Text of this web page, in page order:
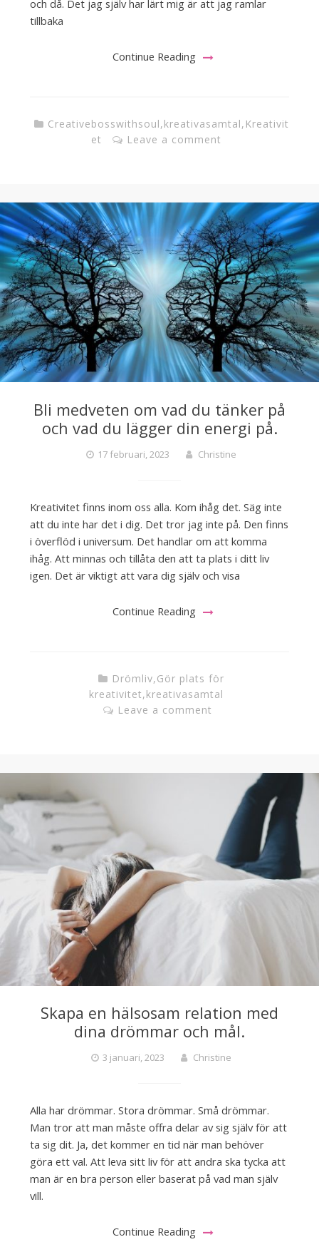
och då. Det jag själv har lärt mig är att jag ramlar
tillbaka
Continue Reading
Creativebosswithsoul,kreativasamtal, Kreativit
et
Leave a comment
Bli medveten om vad du tänker på
och vad du lägger din energi på.
17 februari, 2023 Christine
Kreativitet finns inom oss alla. Kom ihåg det. Säg inte
att du inte har det i dig. Det tror jag inte på. Den finns
i överflöd i universum. Det handlar om att komma
ihåg. Att minnas och tillåta den att ta plats i ditt liv
igen. Det är viktigt att vara dig själv och visa
Continue Reading
Drömliv,Gör plats för
kreativitet,kreativasamtal
Leave a comment
Skapa en hälsosam relation med
dina drömmar och mål.
3 januari, 2023 Christine
Alla har drömmar. Stora drömmar. Små drömmar.
Man tror att man måste offra delar av sig själv för att
ta sig dit. Ja, det kommer en tid när man behöver
göra ett val. Att leva sitt liv för att andra ska tycka att
man är en bra person eller baserat på vad man själv
vill.
Continue Reading